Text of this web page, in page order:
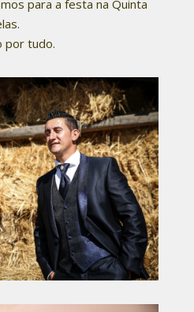
para a festa na Quinta
por tudo.